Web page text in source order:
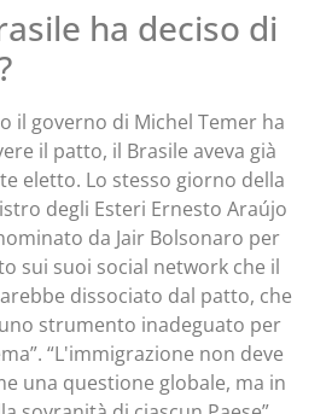
ha deciso di
il governo di Michel Temer ha
il patto, il Brasile aveva già
eletto. Lo stesso giorno della
degli Esteri Ernesto Araújo
da Jair Bolsonaro per
sui suoi social network che il
dissociato dal patto, che
strumento inadeguato per
“L'immigrazione non deve
una questione globale, ma in